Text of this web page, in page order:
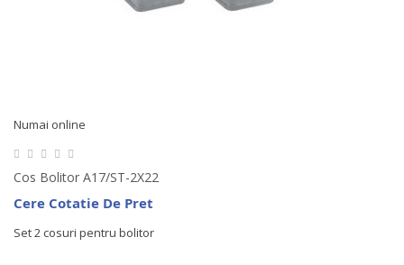
Numai online
Cos Bolitor A17/ST-2X22
Cere Cotatie De Pret
Set 2 cosuri pentru bolitor